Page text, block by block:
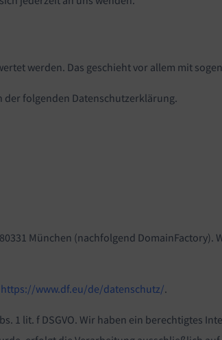
werden. Das geschieht vor allem mit
folgenden Datenschutzerklärung.
München (nachfolgend DomainFactory).
https://www.df.eu/de/datenschutz/.
1 lit. f DSGVO. Wir haben ein berechtigtes